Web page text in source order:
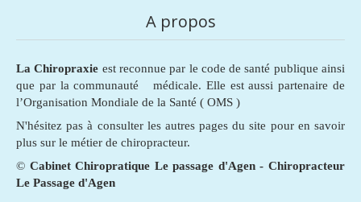
A propos
La Chiropraxie est reconnue par le code de santé publique ainsi
que par la communauté médicale. Elle est aussi partenaire de
l’Organisation Mondiale de la Santé ( OMS )
N'hésitez pas à consulter les autres pages du site pour en savoir
plus sur le métier de chiropracteur.
© Cabinet Chiropratique Le passage d'Agen - Chiropracteur
Le Passage d'Agen